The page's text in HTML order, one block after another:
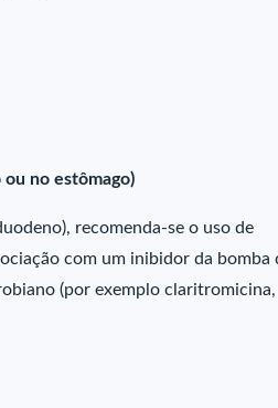
no estômago)
recomenda-se o uso de
com um inibidor da bomba
(por exemplo claritromicina,